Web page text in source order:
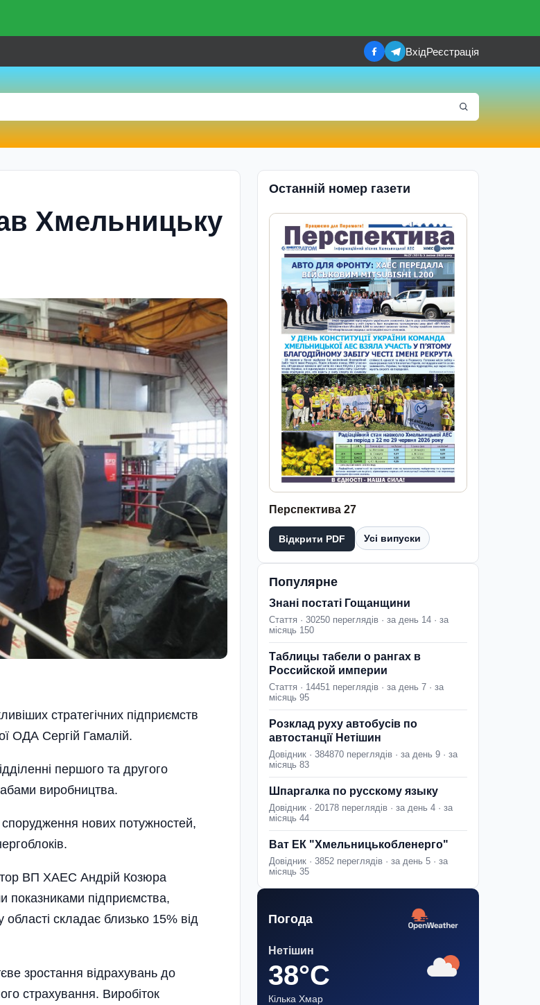
ВхідРеєстрація
Хмельницьку
стратегічних підприємств
ОДА Сергій Гамалій.
першого та другого
виробництва.
нових потужностей,
ВП ХАЕС Андрій Козюра
показниками підприємства,
складає близько 15% від
зростання відрахувань до
страхування. Виробіток
Останній номер газети
Перспектива 27
Відкрити PDF Усі випуски
Популярне
Знані постаті Гощанщини
Стаття · 30250 переглядів · за день 14 · за
місяць 150
Таблицы табели о рангах в
Российской империи
Стаття · 14451 переглядів · за день 7 · за
місяць 95
Розклад руху автобусів по
автостанції Нетішин
Довідник · 384870 переглядів · за день 9 · за
місяць 83
Шпаргалка по русскому языку
Довідник · 20178 переглядів · за день 4 · за
місяць 44
Ват ЕК "Хмельницькобленерго"
Довідник · 3852 переглядів · за день 5 · за
місяць 35
Погода
Нетішин
38°C
Кілька Хмар